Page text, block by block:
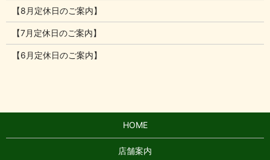
【8月定休日のご案内】
【7月定休日のご案内】
【6月定休日のご案内】
HOME
店舗案内